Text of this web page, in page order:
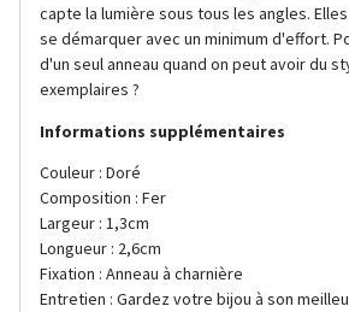
capte la lumière sous tous les angles.
se démarquer avec un minimum d'effort.
d'un seul anneau quand on peut avoir du
exemplaires ?
Informations supplémentaires
Couleur : Doré
Composition : Fer
Largeur : 1,3cm
Longueur : 2,6cm
Fixation : Anneau à charnière
Entretien : Gardez votre bijou à son